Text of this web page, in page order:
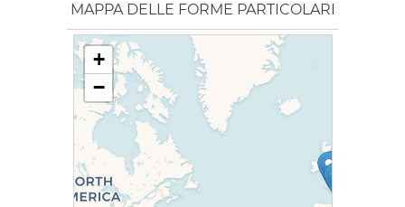
MAPPA DELLE FORME PARTICOLARI
+
−